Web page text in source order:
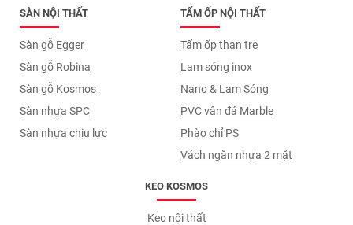
TẤM ỐP NỘI THẤT
Tấm ốp than tre
Lam sóng inox
Nano & Lam Sóng
PVC vân đá Marble
Phào chỉ PS
Vách ngăn nhựa 2 mặt
SÀN NỘI THẤT
Sàn gỗ Egger
Sàn gỗ Robina
Sàn gỗ Kosmos
Sàn nhựa SPC
Sàn nhựa chịu lực
KEO KOSMOS
Keo nội thất